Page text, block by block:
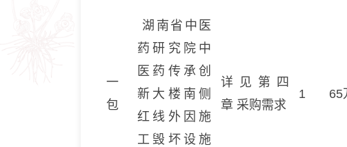
一
包
湖南省中医
药研究院中
医药传承创
新大楼南侧
红线外因施
工毁坏设施
详见第四
章 采购需求
1 65